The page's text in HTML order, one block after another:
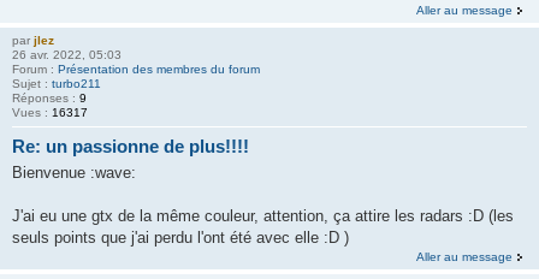
Aller au message
par jlez
26 avr. 2022, 05:03
Forum : Présentation des membres du forum
Sujet : turbo211
Réponses : 9
Vues : 16317
Re: un passionne de plus!!!!
Bienvenue :wave:
J'ai eu une gtx de la même couleur, attention, ça attire les radars :D (les
seuls points que j'ai perdu l'ont été avec elle :D )
Aller au message